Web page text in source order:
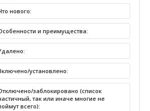
нового:
и преимущества:
установлено:
заблокировано (список
так или иначе многие не
всего):